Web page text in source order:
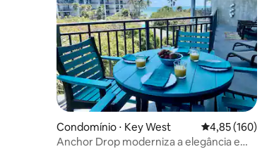
Condomínio ⋅ Key West 4,85 de
4,85 (160)
Anchor Drop moderniza a elegância em